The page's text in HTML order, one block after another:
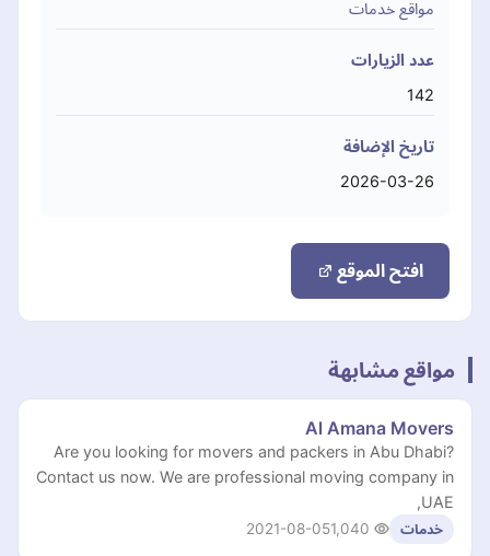
مواقع خدمات
عدد الزيارات
142
تاريخ الإضافة
2026-03-26
افتح الموقع
مواقع مشابهة
Al Amana Movers
Are you looking for movers and packers in Abu Dhabi?
Contact us now. We are professional moving company in
UAE,
خدمات 2021-08-05